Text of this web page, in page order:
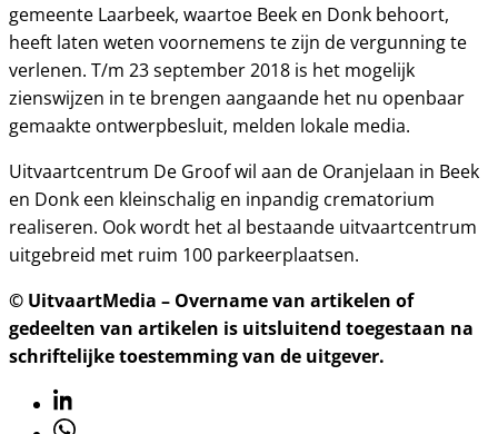
gemeente Laarbeek, waartoe Beek en Donk behoort,
heeft laten weten voornemens te zijn de vergunning te
verlenen. T/m 23 september 2018 is het mogelijk
zienswijzen in te brengen aangaande het nu openbaar
gemaakte ontwerpbesluit, melden lokale media.
Uitvaartcentrum De Groof wil aan de Oranjelaan in Beek
en Donk een kleinschalig en inpandig crematorium
realiseren. Ook wordt het al bestaande uitvaartcentrum
uitgebreid met ruim 100 parkeerplaatsen.
© UitvaartMedia – Overname van artikelen of
gedeelten van artikelen is uitsluitend toegestaan na
schriftelijke toestemming van de uitgever.
Linkedin